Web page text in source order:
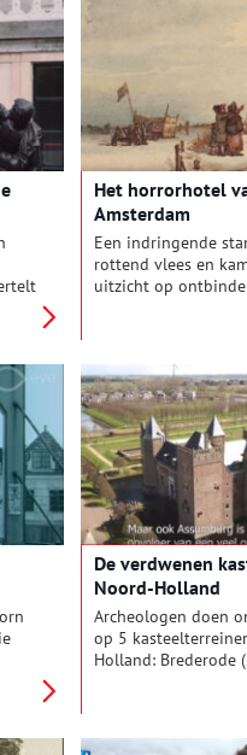
Het horrorhotel
Amsterdam
Een indringende
rottend vlees en
uitzicht op
De verdwenen
Noord-Holland
Archeologen doen
op 5
Holland: Brederode
(Bloemendaal). Zij